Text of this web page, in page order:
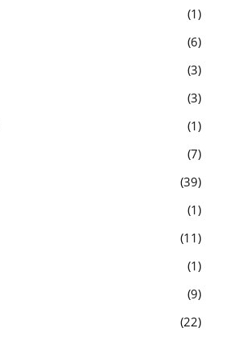
1
6
3
3
1
7
39
1
11
1
9
22